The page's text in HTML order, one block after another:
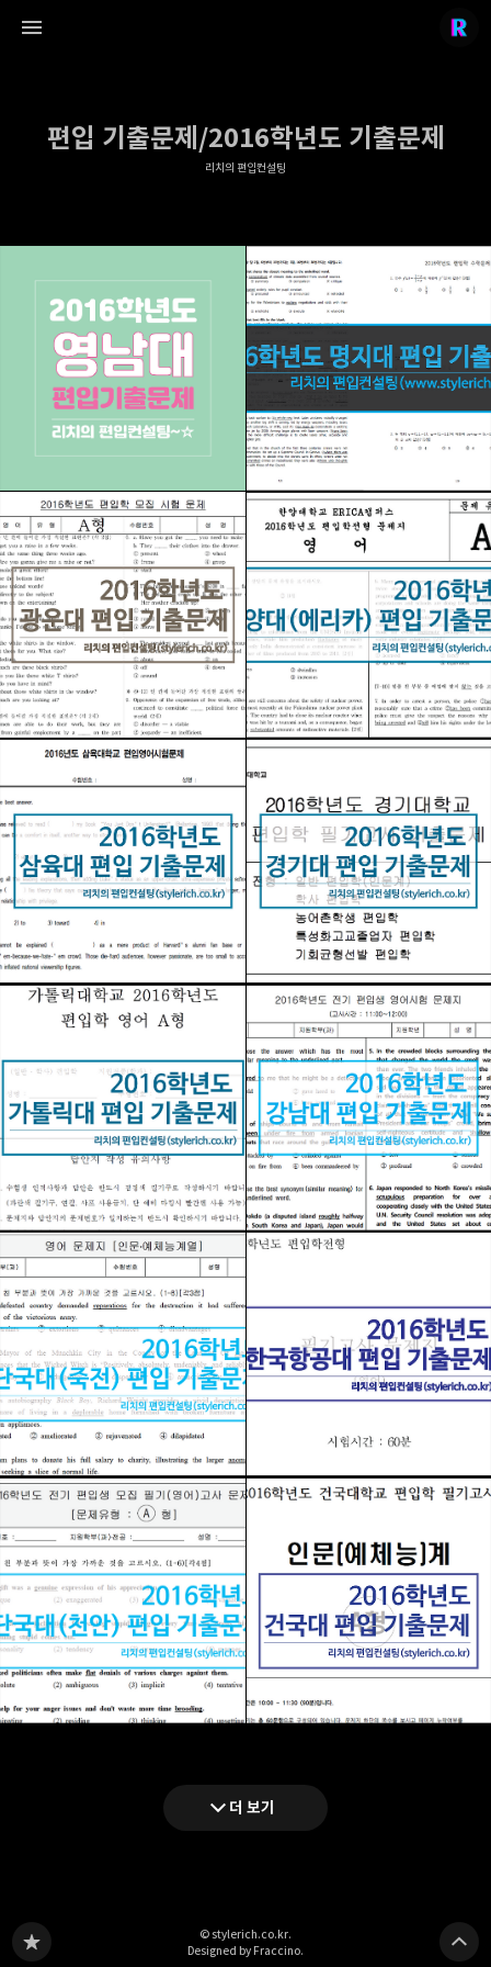
편입 기출문제/2016학년도 기출문제
리치의 편입컨설팅
더 보기
리치의 편입컨설팅
stylerich.co.kr
© stylerich.co.kr.
Designed by Fraccino.